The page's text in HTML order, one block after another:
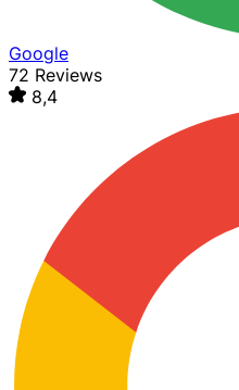
Google
72 Reviews
8,4